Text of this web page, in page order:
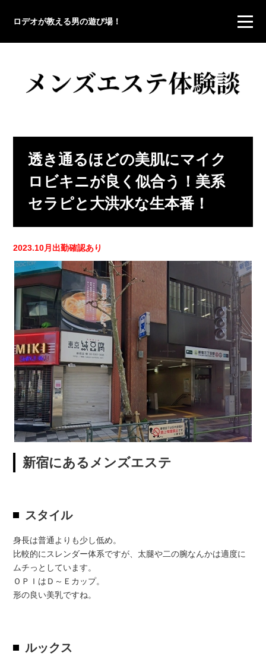
ロデオが教える男の遊び場！
透き通るほどの美肌にマイク
ロビキニが良く似合う！美系
セラピと大洪水な生本番！
2023.10月出勤確認あり
新宿にあるメンズエステ
スタイル
身長は普通よりも少し低め。
比較的にスレンダー体系ですが、太腿や二の腕なんかは適度に
ムチっとしています。
ＯＰＩはＤ～Ｅカップ。
形の良い美乳ですね。
ルックス